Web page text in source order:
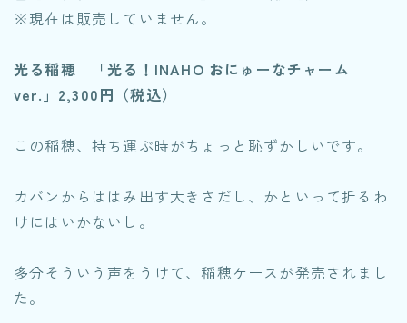
※現在は販売していません。
光る稲穂
「光る！INAHO おにゅーなチャーム
ver.」2,300円（税込）
この稲穂、持ち運ぶ時がちょっと恥ずかしいです。
カバンからははみ出す大きさだし、かといって折るわ
けにはいかないし。
多分そういう声をうけて、稲穂ケースが発売されまし
た。